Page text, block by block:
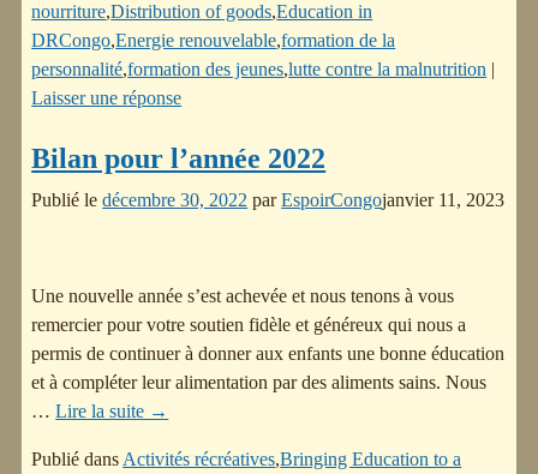
nourriture,Distribution of goods,Education in
DRCongo,Energie renouvelable,formation de la
personnalité,formation des jeunes,lutte contre la malnutrition |
Laisser une réponse
Bilan pour l’année 2022
Publié ledécembre 30, 2022 parEspoirCongojanvier 11, 2023
Une nouvelle année s’est achevée et nous tenons à vous
remercier pour votre soutien fidèle et généreux qui nous a
permis de continuer à donner aux enfants une bonne éducation
et à compléter leur alimentation par des aliments sains. Nous
… Lire la suite →
Publié dans Activités récréatives,Bringing Education to a